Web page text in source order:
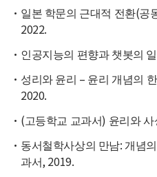
일본 학문의 근대적 전환(
2022.
인공지능의 편향과 챗봇의
성리와 윤리 – 윤리 개념의
2020.
(고등학교 교과서) 윤리와
동서철학사상의 만남: 개념
과서, 2019.